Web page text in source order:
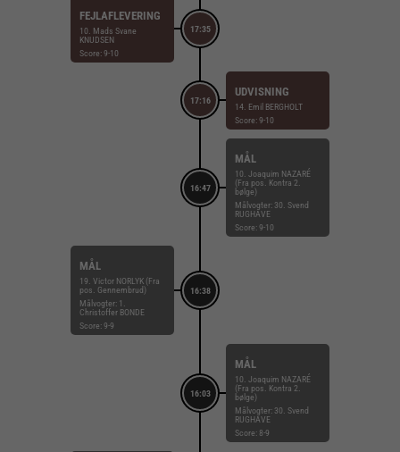
17:35
FEJLAFLEVERING
10. Mads Svane
KNUDSEN
Score: 9-10
17:16
UDVISNING
14. Emil BERGHOLT
Score: 9-10
16:47
MÅL
10. Joaquim NAZARÉ
(Fra pos. Kontra 2.
bølge)
Målvogter: 30. Svend
RUGHAVE
Score: 9-10
16:38
MÅL
19. Victor NORLYK (Fra
pos. Gennembrud)
Målvogter: 1.
Christoffer BONDE
Score: 9-9
16:03
MÅL
10. Joaquim NAZARÉ
(Fra pos. Kontra 2.
bølge)
Målvogter: 30. Svend
RUGHAVE
Score: 8-9